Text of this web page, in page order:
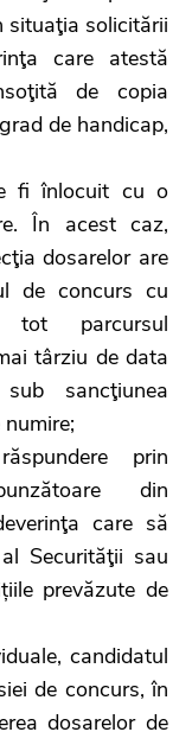
situaţia solicitării
care atestă
de copia
de handicap,
fi înlocuit cu o
În acest caz,
dosarelor are
de concurs cu
tot parcursul
târziu de data
sancţiunea
prin
din
care să
Securităţii sau
prevăzute de
candidatul
de concurs, în
dosarelor de